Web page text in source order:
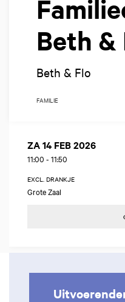
Beth &
Beth & Flo
FAMILIE
ZA 14 FEB 2026
11:00 - 11:50
EXCL. DRANKJE
Grote Zaal